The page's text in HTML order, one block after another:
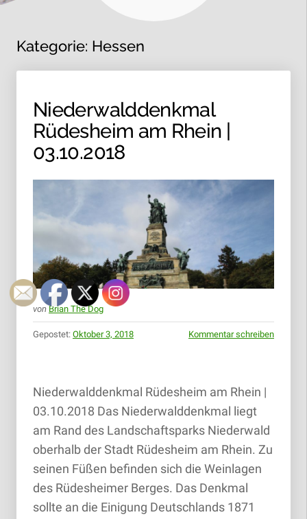
Kategorie: Hessen
Niederwalddenkmal
Rüdesheim am Rhein |
03.10.2018
von Brian The Dog
Gepostet: Oktober 3, 2018 Kommentar schreiben
Niederwalddenkmal Rüdesheim am Rhein |
03.10.2018 Das Niederwalddenkmal liegt
am Rand des Landschaftsparks Niederwald
oberhalb der Stadt Rüdesheim am Rhein. Zu
seinen Füßen befinden sich die Weinlagen
des Rüdesheimer Berges. Das Denkmal
sollte an die Einigung Deutschlands 1871